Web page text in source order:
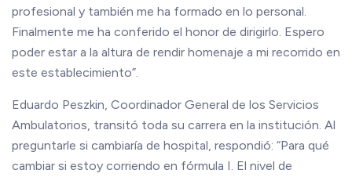
profesional y también me ha formado en lo personal.
Finalmente me ha conferido el honor de dirigirlo. Espero
poder estar a la altura de rendir homenaje a mi recorrido en
este establecimiento”.
Eduardo Peszkin, Coordinador General de los Servicios
Ambulatorios, transitó toda su carrera en la institución. Al
preguntarle si cambiaría de hospital, respondió: “Para qué
cambiar si estoy corriendo en fórmula I. El nivel de